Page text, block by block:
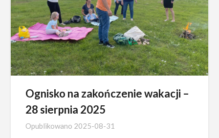
Ognisko na zakończenie wakacji –
28 sierpnia 2025
Opublikowano 2025-08-31